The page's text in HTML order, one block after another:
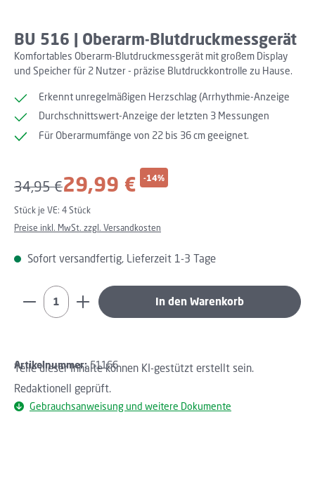
BU 516 | Oberarm-Blutdruckmessgerät
Komfortables Oberarm-Blutdruckmessgerät mit großem Display
und Speicher für 2 Nutzer - präzise Blutdruckkontrolle zu Hause.
Erkennt unregelmäßigen Herzschlag (Arrhythmie-Anzeige
Durchschnittswert-Anzeige der letzten 3 Messungen
Für Oberarmumfänge von 22 bis 36 cm geeignet.
29,99 € -14%
Regulärer Preis:
34,95 €
Stück je VE: 4 Stück
Preise inkl. MwSt. zzgl. Versandkosten
Sofort versandfertig, Lieferzeit 1-3 Tage
Produkt Anzahl: Gib den gewünschten Wert ein
In den Warenkorb
Artikelnummer:51166
Teile dieser Inhalte können KI-gestützt erstellt sein.
Redaktionell geprüft.
Gebrauchsanweisung und weitere Dokumente